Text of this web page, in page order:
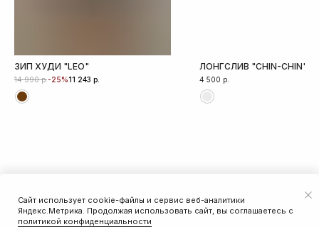
Сайт использует cookie-файлы и сервис веб-аналитики
Яндекс.Метрика. Продолжая использовать сайт, вы соглашаетесь с
политикой конфиденциальности
ДОБАВИТЬ В КОРЗИНУ
ЗИП ХУДИ "LEO"
11 243 р.
14 990 р.-25%
ЛОНГСЛИВ "CHIN-CHIN"
4 500 р.